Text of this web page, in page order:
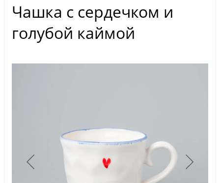
Чашка с сердечком и
голубой каймой